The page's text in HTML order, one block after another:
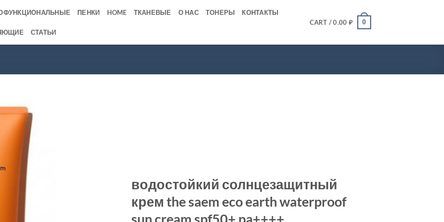
ПЕНКИ HOME ТКАНЕВЫЕ О НАС ТОНЕРЫ КОНТАКТЫ
СТАТЬИ
CART /0.00 ₽ 0
водостойкий солнцезащитный
крем the saem eco earth waterproof